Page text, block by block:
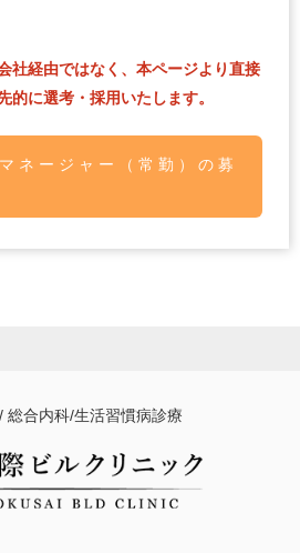
社経由ではなく、本ページより直接
的に選考・採用いたします。
ネージャー（常勤）の募
総合内科/生活習慣病診療